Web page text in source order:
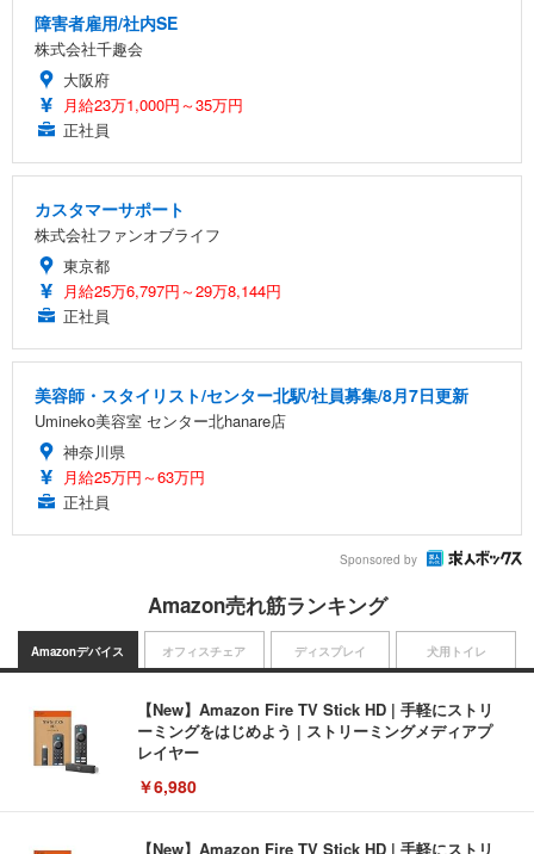
障害者雇用/社内SE
株式会社千趣会
大阪府
月給23万1,000円～35万円
正社員
カスタマーサポート
株式会社ファンオブライフ
東京都
月給25万6,797円～29万8,144円
正社員
美容師・スタイリスト/センター北駅/社員募集/8月7日更新
Umineko美容室 センター北hanare店
神奈川県
月給25万円～63万円
正社員
Sponsored by
Amazon売れ筋ランキング
Amazonデバイス
【New】Amazon Fire TV Stick HD | 手軽にストリ
ーミングをはじめよう | ストリーミングメディアプ
レイヤー
￥6,980
【New】Amazon Fire TV Stick HD | 手軽にストリ
オフィスチェア ディスプレイ 犬用トイレ